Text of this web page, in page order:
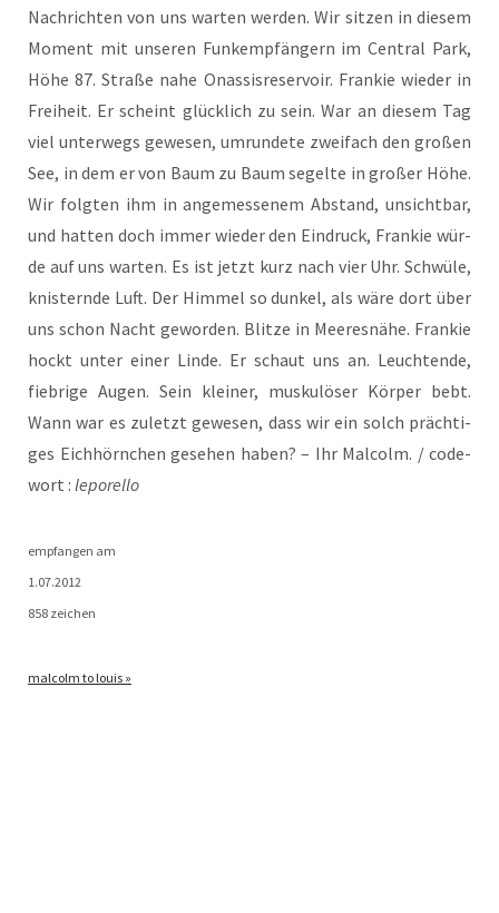
Nach­rich­ten von uns war­ten wer­den. Wir sit­zen in die­sem
Moment mit unse­ren Funk­emp­fän­gern im Cen­tral Park,
Höhe 87. Stra­ße nahe Onass­is­re­ser­voir. Fran­kie wie­der in
Frei­heit. Er scheint glück­lich zu sein. War an die­sem Tag
viel unter­wegs gewe­sen, umrun­de­te zwei­fach den gro­ßen
See, in dem er von Baum zu Baum segel­te in gro­ßer Höhe.
Wir folg­ten ihm in ange­mes­se­nem Abstand, unsicht­bar,
und hat­ten doch immer wie­der den Ein­druck, Fran­kie wür­
de auf uns war­ten. Es ist jetzt kurz nach vier Uhr. Schwü­le,
knis­tern­de Luft. Der Him­mel so dun­kel, als wäre dort über
uns schon Nacht gewor­den. Blit­ze in Mee­res­nä­he. Fran­kie
hockt unter einer Lin­de. Er schaut uns an. Leuch­ten­de,
fieb­ri­ge Augen. Sein klei­ner, mus­ku­lö­ser Kör­per bebt.
Wann war es zuletzt gewe­sen, dass wir ein solch präch­ti­
ges Eich­hörn­chen gese­hen haben? – Ihr Mal­colm. / code­
wort : lepo­rel­lo
emp­fan­gen am
1.07.2012
858 zeichen
mal­colm to louis »